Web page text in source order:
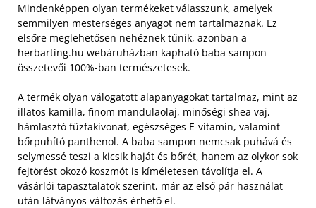
Mindenképpen olyan termékeket válasszunk, amelyek
semmilyen mesterséges anyagot nem tartalmaznak. Ez
elsőre meglehetősen nehéznek tűnik, azonban a
herbarting.hu webáruházban kapható baba sampon
összetevői 100%-ban természetesek.
A termék olyan válogatott alapanyagokat tartalmaz, mint az
illatos kamilla, finom mandulaolaj, minőségi shea vaj,
hámlasztó fűzfakivonat, egészséges E-vitamin, valamint
bőrpuhító panthenol. A baba sampon nemcsak puhává és
selymessé teszi a kicsik haját és bőrét, hanem az olykor sok
fejtörést okozó koszmót is kíméletesen távolítja el. A
vásárlói tapasztalatok szerint, már az első pár használat
után látványos változás érhető el.